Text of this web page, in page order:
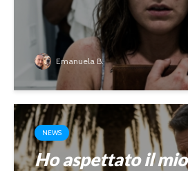
Emanuela B.
NEWS
Ho aspettato il